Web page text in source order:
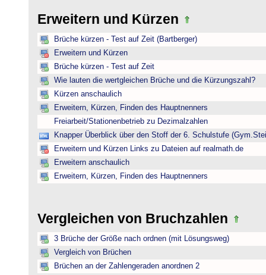
Erweitern und Kürzen
Brüche kürzen - Test auf Zeit (Bartberger)
Erweitern und Kürzen
Brüche kürzen - Test auf Zeit
Wie lauten die wertgleichen Brüche und die Kürzungszahl?
Kürzen anschaulich
Erweitern, Kürzen, Finden des Hauptnenners
Freiarbeit/Stationenbetrieb zu Dezimalzahlen
Knapper Überblick über den Stoff der 6. Schulstufe
Erweitern und Kürzen Links zu Dateien auf realmath.de
Erweitern anschaulich
Erweitern, Kürzen, Finden des Hauptnenners
Vergleichen von Bruchzahlen
3 Brüche der Größe nach ordnen (mit Lösungsweg)
Vergleich von Brüchen
Brüchen an der Zahlengeraden anordnen 2